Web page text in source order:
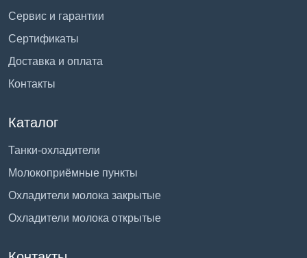
Сервис и гарантии
Сертификаты
Доставка и оплата
Контакты
Каталог
Танки-охладители
Молокоприёмные пункты
Охладители молока закрытые
Охладители молока открытые